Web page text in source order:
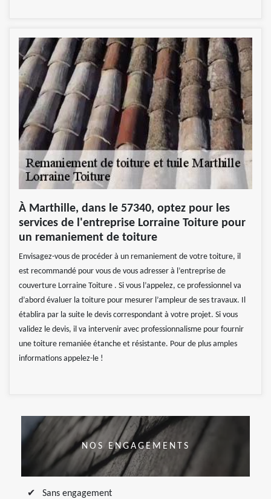
À Marthille, dans le 57340, optez pour les
services de l'entreprise Lorraine Toiture pour
un remaniement de toiture
Envisagez-vous de procéder à un remaniement de votre toiture, il
est recommandé pour vous de vous adresser à l’entreprise de
couverture Lorraine Toiture . Si vous l’appelez, ce professionnel va
d’abord évaluer la toiture pour mesurer l’ampleur de ses travaux. Il
établira par la suite le devis correspondant à votre projet. Si vous
validez le devis, il va intervenir avec professionnalisme pour fournir
une toiture remaniée étanche et résistante. Pour de plus amples
informations appelez-le !
NOS ENGAGEMENTS
Sans engagement